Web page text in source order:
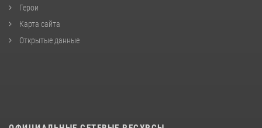
Герои
Карта сайта
Открытые данные